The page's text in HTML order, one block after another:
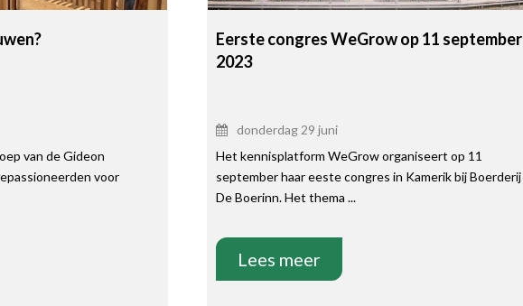
van de Gideon
voor
Eerste congres WeGrow op 11 september
2023
donderdag 29 juni
Het kennisplatform WeGrow organiseert op 11
september haar eeste congres in Kamerik bij Boerderij
De Boerinn. Het thema ...
Lees meer